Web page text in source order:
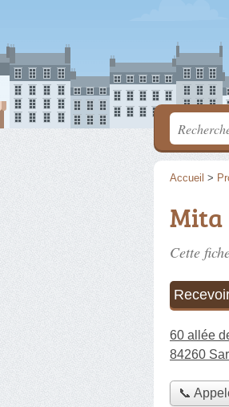
Accueil >
Mita
Cette
60 allée
84260
📞